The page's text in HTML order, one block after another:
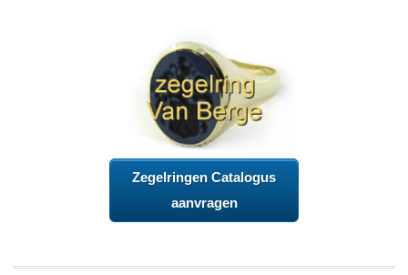
Zegelringen Catalogus
aanvragen